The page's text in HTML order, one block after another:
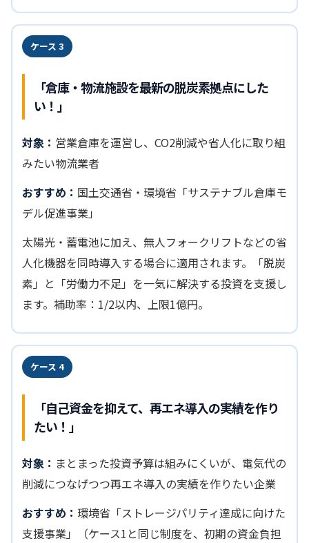
ケース 3
「倉庫・物流施設を最新の脱炭素拠点にした
い！」
対象： 営業倉庫を運営し、CO2削減や省人化に取り組
みたい物流業者
おすすめ： 国土交通省・環境省「サステナブル倉庫モ
デル促進事業」
太陽光・蓄電池に加え、無人フォークリフトなどの省
人化機器を同時導入する場合に適用されます。「脱炭
素」と「労働力不足」を一気に解決する投資を支援し
ます。補助率：1/2以内、上限1億円。
ケース 4
「自己資金を抑えて、再エネ導入の実績を作り
たい！」
対象： まとまった投資予算は組みにくいが、電気代の
削減につなげつつ再エネ導入の実績を作りたい企業
おすすめ： 環境省「ストレージパリティ達成に向けた
支援事業」（ケース1と同じ制度を、初期の資金負担